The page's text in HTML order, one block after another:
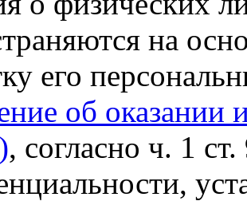
на
его
об оказании
, согласно ч. 1